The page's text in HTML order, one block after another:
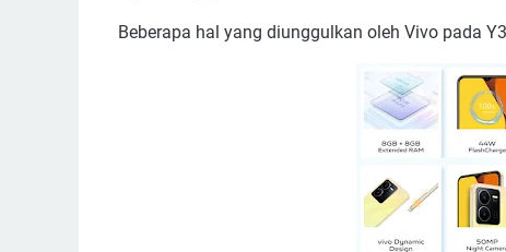
Beberapa hal yang diunggulkan oleh Vivo pada